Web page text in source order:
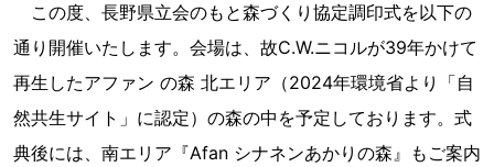
この度、長野県立会のもと森づくり協定調印式を以下の
通り開催いたします。会場は、故C.W.ニコルが39年かけて
再生したアファン の森 北エリア（2024年環境省より「自
然共生サイト」に認定）の森の中を予定しております。式
典後には、南エリア『Afan シナネンあかりの森』もご案内